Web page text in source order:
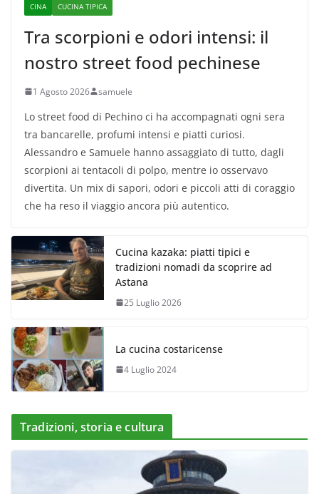
CINA CUCINA TIPICA
Tra scorpioni e odori intensi: il
nostro street food pechinese
1 Agosto 2026 samuele
Lo street food di Pechino ci ha accompagnati ogni sera
tra bancarelle, profumi intensi e piatti curiosi.
Alessandro e Samuele hanno assaggiato di tutto, dagli
scorpioni ai tentacoli di polpo, mentre io osservavo
divertita. Un mix di sapori, odori e piccoli atti di coraggio
che ha reso il viaggio ancora più autentico.
Cucina kazaka: piatti tipici e
tradizioni nomadi da scoprire ad
Astana
25 Luglio 2026
La cucina costaricense
4 Luglio 2024
Tradizioni, storia e cultura